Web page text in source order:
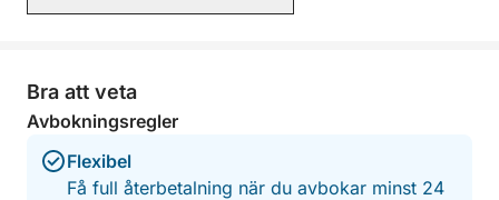
Bra att veta
Avbokningsregler
Flexibel
Få full återbetalning när du avbokar minst 24